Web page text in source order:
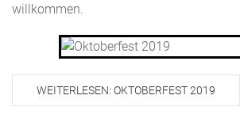
willkommen.
WEITERLESEN: OKTOBERFEST 2019